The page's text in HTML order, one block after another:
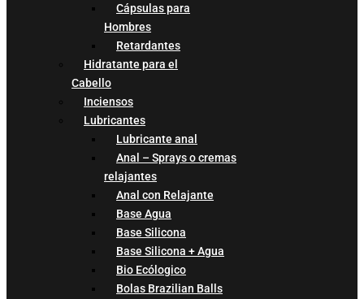
Cápsulas para
Hombres
Retardantes
Hidratante para el
Cabello
Inciensos
Lubricantes
Lubricante anal
Anal – Sprays o cremas
relajantes
Anal con Relajante
Base Agua
Base Silicona
Base Silicona + Agua
Bio Ecólogico
Bolas Brazilian Balls